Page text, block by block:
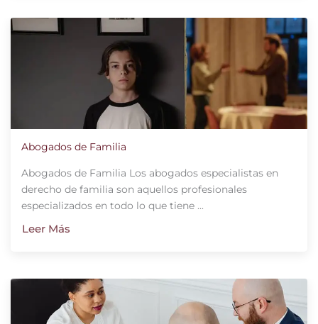
Abogados de Familia
Abogados de Familia Los abogados especialistas en
derecho de familia son aquellos profesionales
especializados en todo lo que tiene ...
Leer Más